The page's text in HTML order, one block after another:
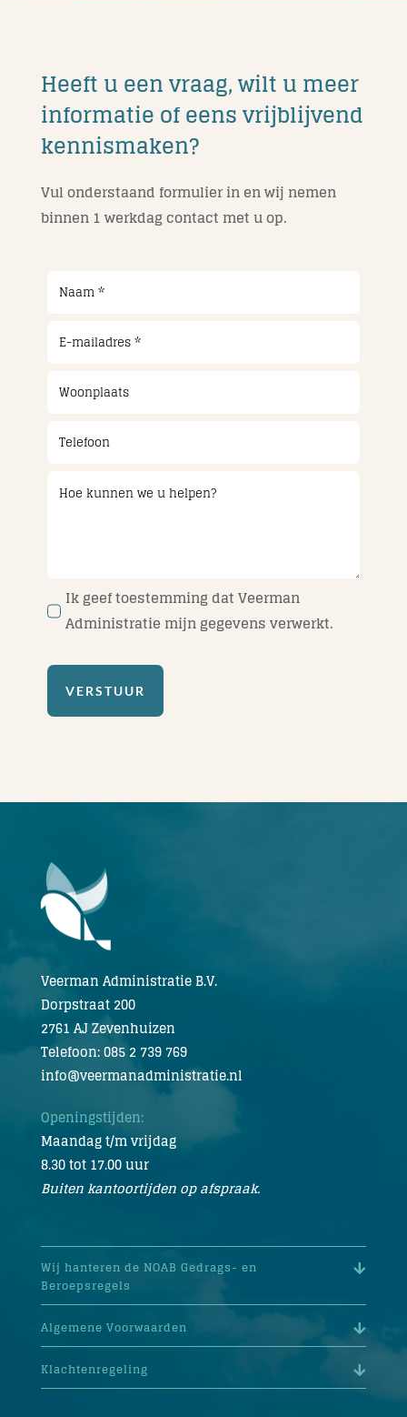
Heeft u een vraag, wilt u meer
informatie of eens vrijblijvend
kennismaken?
Vul onderstaand formulier in en wij nemen
binnen 1 werkdag contact met u op.
Ik geef toestemming dat Veerman
Administratie mijn gegevens verwerkt.
VERSTUUR
Veerman Administratie B.V.
Dorpstraat 200
2761 AJ Zevenhuizen
Telefoon: 085 2 739 769
info@veermanadministratie.nl
Openingstijden:
Maandag t/m vrijdag
8.30 tot 17.00 uur
Buiten kantoortijden op afspraak.
Wij hanteren de NOAB Gedrags- en
Beroepsregels
Algemene Voorwaarden
Klachtenregeling